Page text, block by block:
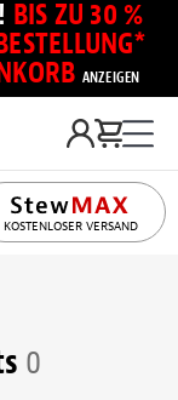
BIS ZU 30 %
ANZEIGEN
KOSTENLOSER VERSAND
0